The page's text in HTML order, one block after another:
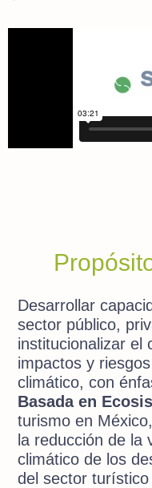
Desarrollar
sector público,
institucionalizar el
impactos y
climático, con
Basada en
turismo en
la reducción de la
climático de los
del sector